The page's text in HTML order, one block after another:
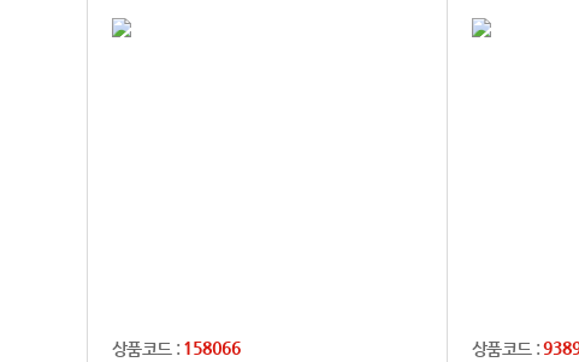
상품코드 : 158066 상품코드 :